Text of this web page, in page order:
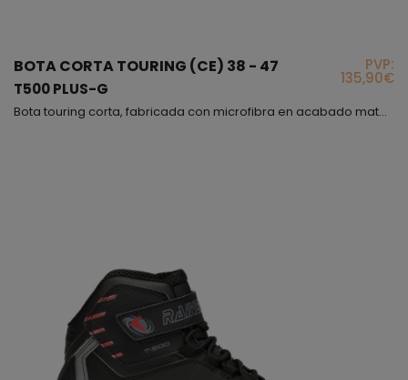
BOTA CORTA TOURING (CE) 38 - 47
T500 PLUS-G
PVP:
135,90€
Bota touring corta, fabricada con microfibra en acabado mate, muy cómoda y flexible, además interiormente hemos puesto un forro de panal 3D para obtener una buena transpiración, este modelo es incluso más cómodo que un deportivo, con la diferencia de que el modelo T-500 PLUS cumple con la normativa vigente para proteger tu pie, lo hemos fabricado en varios colores, en todos predomina el color negro, el cierre es mediante cordones con sistema de bloqueo y correa de velcr...